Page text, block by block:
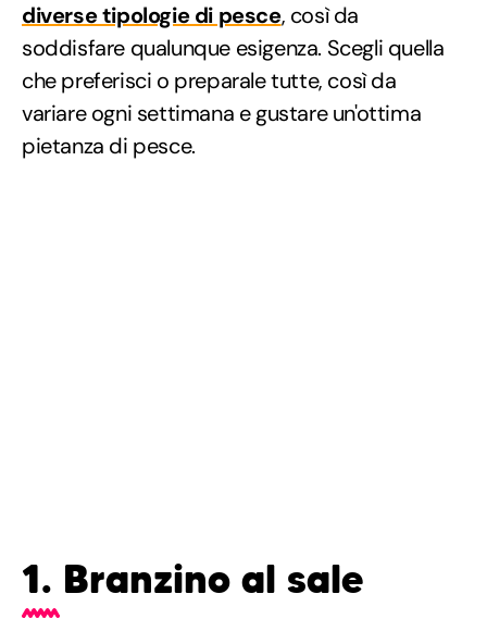
diverse tipologie di pesce, così da
soddisfare qualunque esigenza. Scegli quella
che preferisci o preparale tutte, così da
variare ogni settimana e gustare un'ottima
pietanza di pesce.
1. Branzino al sale